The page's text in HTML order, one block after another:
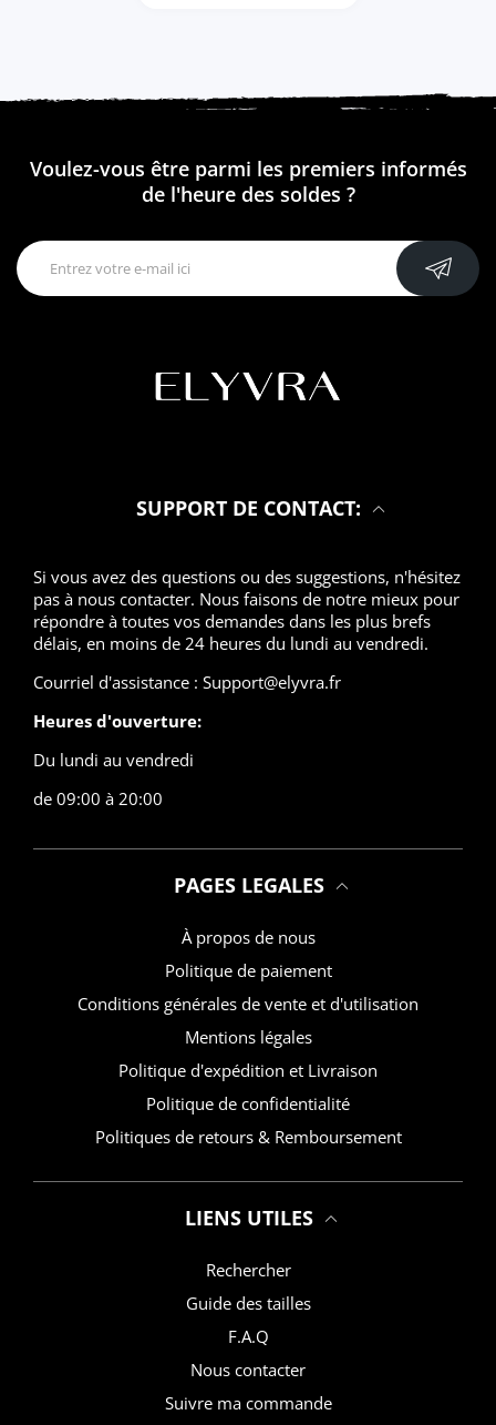
Voulez-vous être parmi les premiers informés
de l'heure des soldes ?
SUPPORT DE CONTACT:
Si vous avez des questions ou des suggestions, n'hésitez
pas à nous contacter. Nous faisons de notre mieux pour
répondre à toutes vos demandes dans les plus brefs
délais, en moins de 24 heures du lundi au vendredi.
Courriel d'assistance : Support@elyvra.fr
Heures d'ouverture:
Du lundi au vendredi
de 09:00 à 20:00
PAGES LEGALES
À propos de nous
Politique de paiement
Conditions générales de vente et d'utilisation
Mentions légales
Politique d'expédition et Livraison
Politique de confidentialité
Politiques de retours & Remboursement
LIENS UTILES
Rechercher
Guide des tailles
F.A.Q
Nous contacter
Suivre ma commande